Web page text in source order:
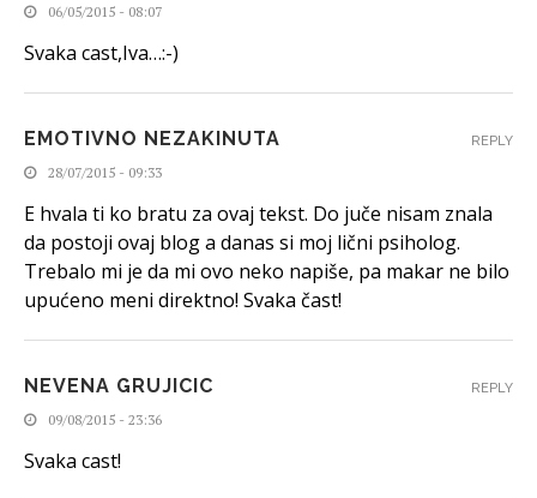
06/05/2015 - 08:07
Svaka cast,Iva…:-)
EMOTIVNO NEZAKINUTA
28/07/2015 - 09:33
E hvala ti ko bratu za ovaj tekst. Do juče nisam znala
da postoji ovaj blog a danas si moj lični psiholog.
Trebalo mi je da mi ovo neko napiše, pa makar ne bilo
upućeno meni direktno! Svaka čast!
REPLY
NEVENA GRUJICIC
09/08/2015 - 23:36
Svaka cast!
REPLY